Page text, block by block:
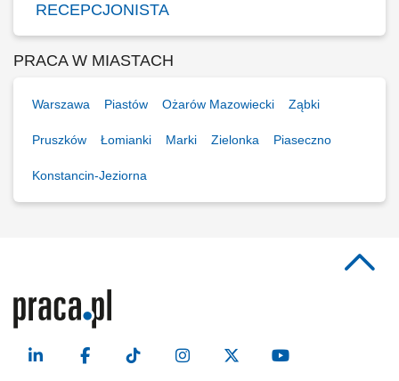
RECEPCJONISTA
PRACA W MIASTACH
Warszawa Piastów Ożarów Mazowiecki Ząbki
Pruszków Łomianki Marki Zielonka Piaseczno
Konstancin-Jeziorna